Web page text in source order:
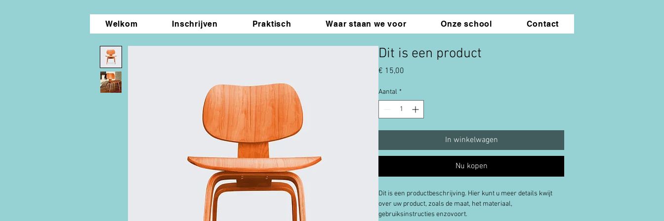
Welkom Inschrijven Praktisch Waar staan we voor Onze school Contact
Dit is een product
€ 15,00
Aantal *
In winkelwagen
Nu kopen
Dit is een productbeschrijving. Hier kunt u meer details kwijt
over uw product, zoals de maat, het materiaal,
gebruiksinstructies enzovoort.